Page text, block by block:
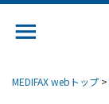
MEDIFAX webトップ >